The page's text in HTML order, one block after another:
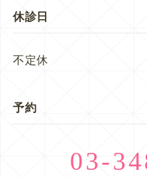
休診日
不定休
予約
03-